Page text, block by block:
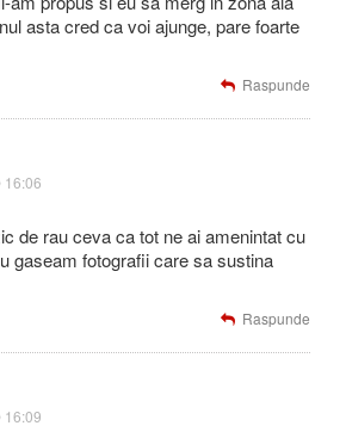
asta cred ca voi ajunge, pare foarte
Raspunde
16:06
de rau ceva ca tot ne ai amenintat cu
gaseam fotografii care sa sustina
Raspunde
16:09